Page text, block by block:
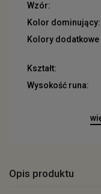
Wzór:
Kolor dominujący:
Kolory dodatkowe
Kształt:
Wysokość runa:
Opis produktu